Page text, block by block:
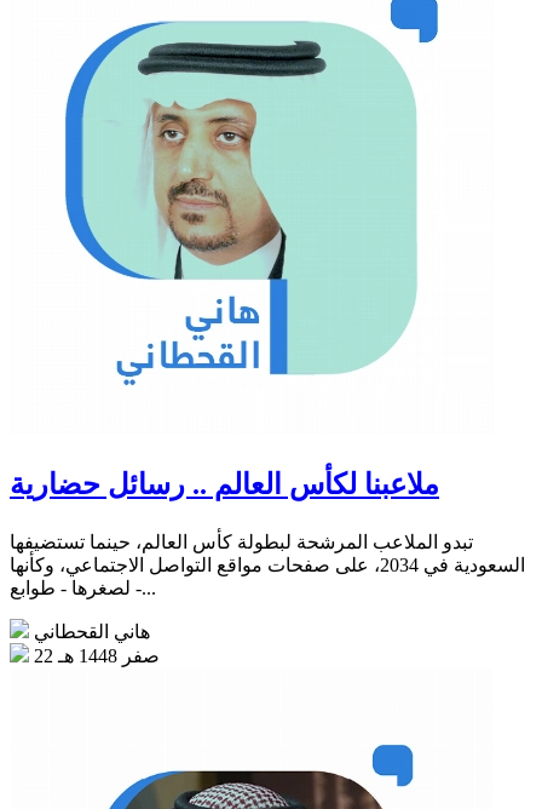
ملاعبنا لكأس العالم .. رسائل حضارية
تبدو الملاعب المرشحة لبطولة كأس العالم، حينما تستضيفها
السعودية في 2034، على صفحات مواقع التواصل الاجتماعي، وكأنها
- لصغرها - طوابع...
هاني القحطاني
22 صفر 1448 هـ